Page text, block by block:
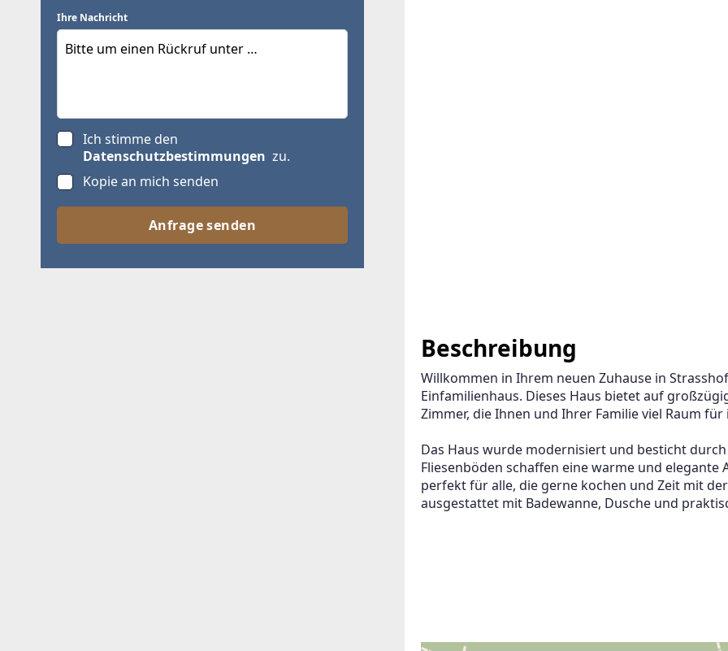
Beschreibung
Willkommen in Ihrem neuen Zuhause in
Einfamilienhaus. Dieses Haus bietet auf
Zimmer, die Ihnen und Ihrer Familie viel Raum
Das Haus wurde modernisiert und besticht
Fliesenböden schaffen eine warme und
perfekt für alle, die gerne kochen und Zeit mit
ausgestattet mit Badewanne, Dusche und
Ihre Nachricht
Ich stimme den
Datenschutzbestimmungen zu.
Kopie an mich senden
Anfrage senden